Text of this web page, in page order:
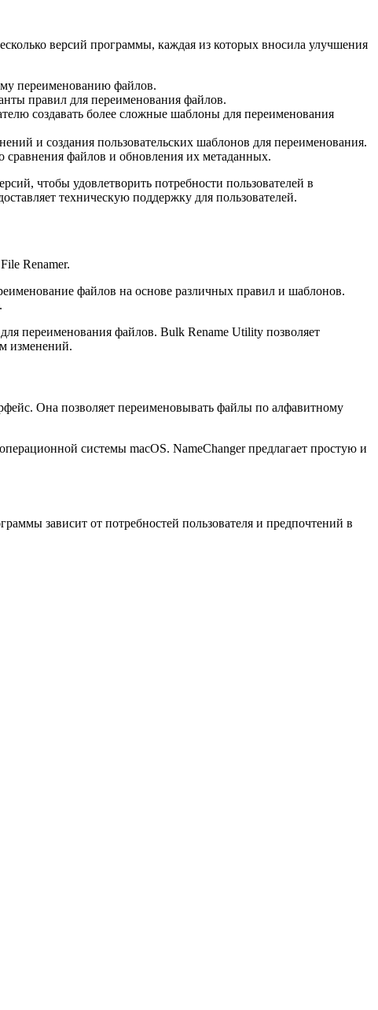
версий программы, каждая из которых вносила улучшения
переименованию файлов.
правил для переименования файлов.
создавать более сложные шаблоны для переименования
и создания пользовательских шаблонов для переименования.
сравнения файлов и обновления их метаданных.
чтобы удовлетворить потребности пользователей в
техническую поддержку для пользователей.
Renamer.
файлов на основе различных правил и шаблонов.
переименования файлов. Bulk Rename Utility позволяет
изменений.
Она позволяет переименовывать файлы по алфавитному
системы macOS. NameChanger предлагает простую и
зависит от потребностей пользователя и предпочтений в